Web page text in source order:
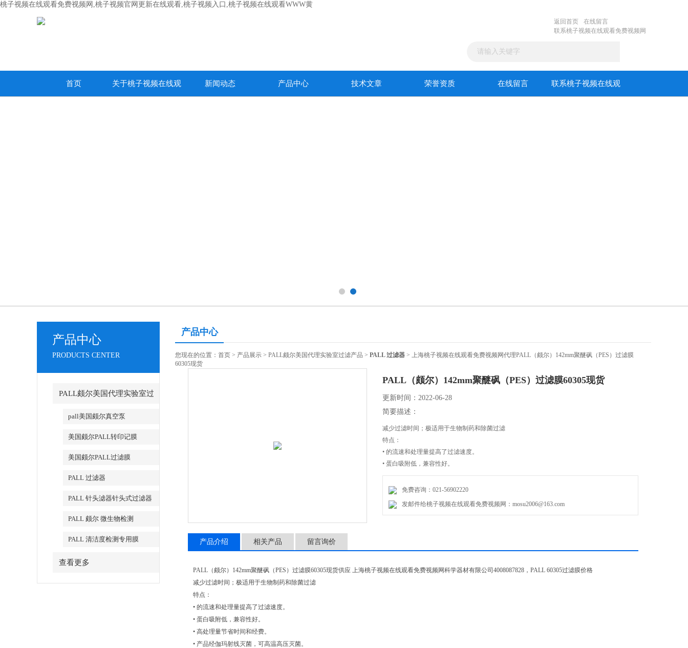
桃子视频在线观看免费视频网,桃子视频官网更新在线观看,桃子视频入口,桃子视频在线观看WWW黄
返回首页
在线留言
联系桃子视频在线观看免费视频网
首页 关于桃子视频在线观 新闻动态 产品中心 技术文章 荣誉资质 在线留言 联系桃子视频在线观
产品中心
PRODUCTS CENTER
PALL颇尔美国代理实验室过
滤产品pall美国颇尔真空泵
美国颇尔PALL转印记膜
美国颇尔PALL过滤膜
PALL 过滤器
PALL 针头滤器针头式过滤器
PALL 颇尔 微生物检测
PALL 清洁度检测专用膜
查看更多
产品中心
您现在的位置： 首页 > 产品展示 > PALL颇尔美国代理实验室过滤产品 > PALL 过滤器 > 上海桃子视频在线观看免费视频网代理PALL（颇尔）142mm聚醚砜（PES）过滤膜
60305现货
PALL（颇尔）142mm聚醚砜（PES）过滤膜60305现货
更新时间：2022-06-28
简要描述：
减少过滤时间；极适用于生物制药和除菌过滤
特点：
• 的流速和处理量提高了过滤速度。
• 蛋白吸附低，兼容性好。
免费咨询：021-56902220
发邮件给桃子视频在线观看免费视频网：mosu2006@163.com
产品介绍 相关产品 留言询价
PALL（颇尔）142mm聚醚砜（PES）过滤膜60305现货供应 上海桃子视频在线观看免费视频网科学器材有限公司4008087828，PALL 60305过滤膜价格
减少过滤时间；极适用于生物制药和除菌过滤
特点：
• 的流速和处理量提高了过滤速度。
• 蛋白吸附低，兼容性好。
• 高处理量节省时间和经费。
• 产品经伽玛射线灭菌，可高温高压灭菌。